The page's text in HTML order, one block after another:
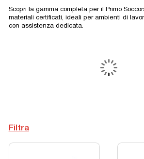
Scopri la gamma completa per il Primo
materiali certificati, ideali per ambienti di
con assistenza dedicata.
Filtra